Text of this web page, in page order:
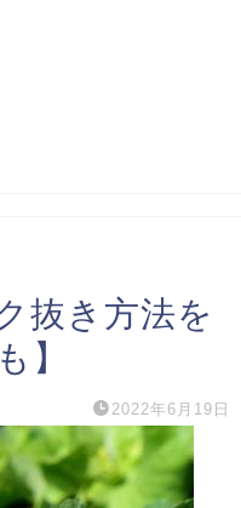
抜き方法を
】
2022年6月19日